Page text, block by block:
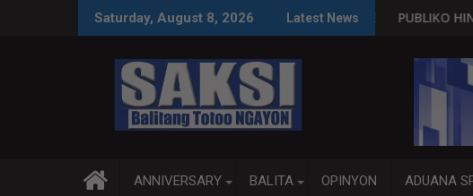
Saturday, August 8, 2026 Latest News
WPS O MAGBITIW
NA SUSPENDIHIN IMPLEMENTASYON NG RPVARA
PUBLIKO HINIKAYAT NI SPEAKER DY
ANNIVERSARY BALITA OPINYON ADUANA